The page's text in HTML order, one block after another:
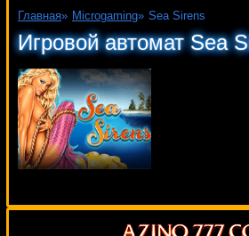
Главная» Microgaming» Sea Sirens
Игровой автомат Sea